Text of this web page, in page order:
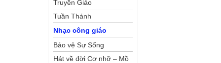
Truyền Giáo
Tuần Thánh
Nhạc công giáo
Bảo vệ Sự Sống
Hát về đời Cơ nhỡ – Mồ